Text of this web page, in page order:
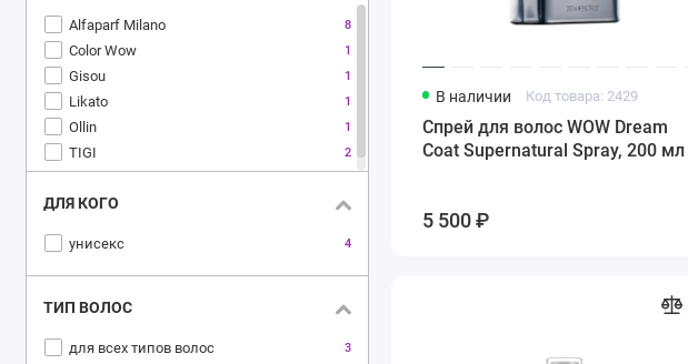
Alfaparf Milano 8
Color Wow 1
Gisou 1
Likato 1
Ollin 1
TIGI 2
ДЛЯ КОГО
унисекс 4
ТИП ВОЛОС
для всех типов волос 3
В наличии Код товара: 2429
Спрей для волос WOW Dream
Coat Supernatural Spray, 200 мл
5 500 ₽